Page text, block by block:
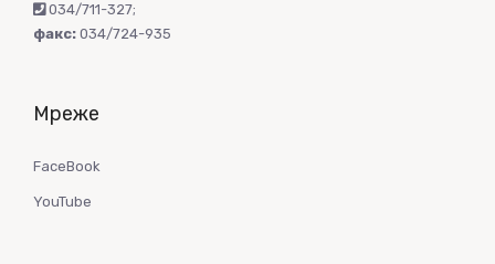
034/711-327;
факс: 034/724-935
Мреже
FaceBook
YouTube